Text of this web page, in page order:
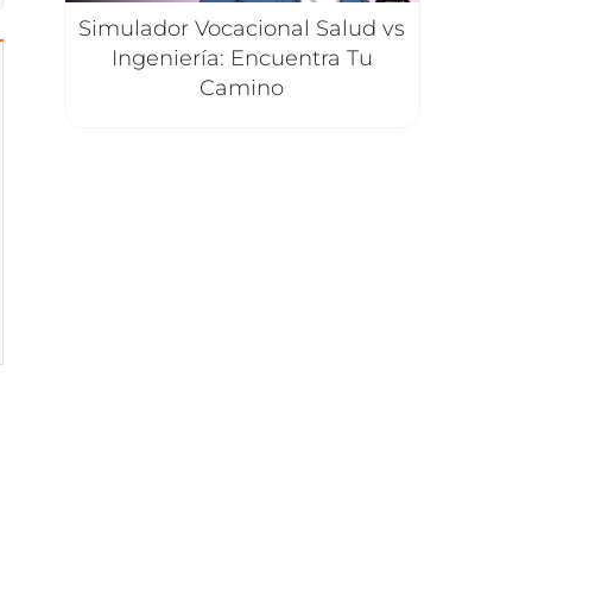
Simulador Vocacional Salud vs
Ingeniería: Encuentra Tu
Camino